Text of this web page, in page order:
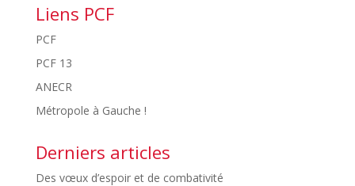
Liens PCF
PCF
PCF 13
ANECR
Métropole à Gauche !
Derniers articles
Des vœux d’espoir et de combativité